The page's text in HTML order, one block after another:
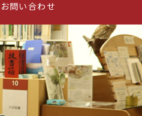
問い合わせ